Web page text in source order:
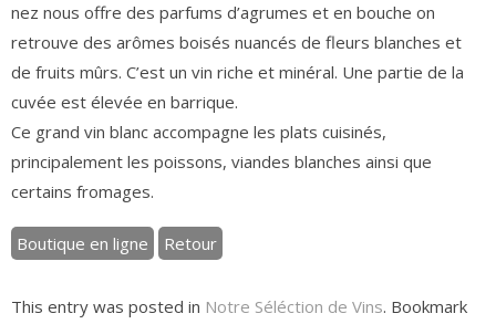
nez nous offre des parfums d’agrumes et en bouche on
retrouve des arômes boisés nuancés de fleurs blanches et
de fruits mûrs. C’est un vin riche et minéral. Une partie de la
cuvée est élevée en barrique.
Ce grand vin blanc accompagne les plats cuisinés,
principalement les poissons, viandes blanches ainsi que
certains fromages.
Boutique en ligne Retour
This entry was posted in Notre Séléction de Vins. Bookmark